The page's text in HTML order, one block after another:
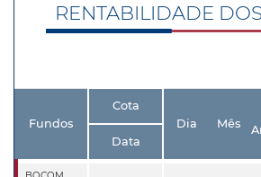
RENTABILIDADE
Fundos
Cota
Dia
Mês
Data